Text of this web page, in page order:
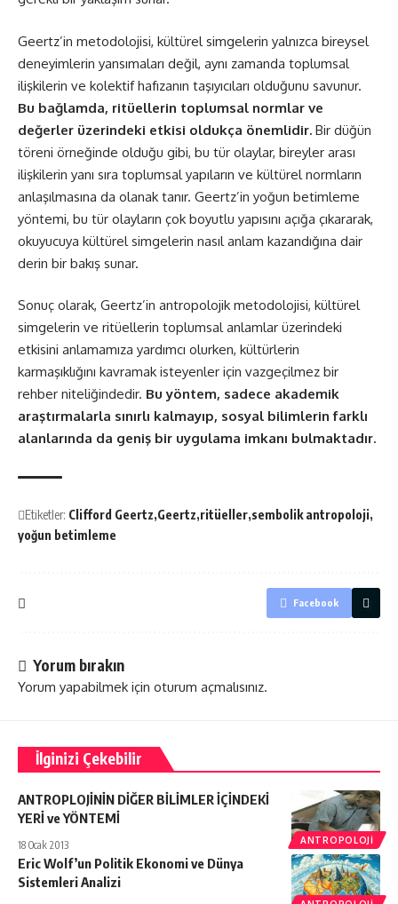
Geertz’in metodolojisi, kültürel simgelerin yalnızca bireysel
deneyimlerin yansımaları değil, aynı zamanda toplumsal
ilişkilerin ve kolektif hafızanın taşıyıcıları olduğunu savunur.
Bu bağlamda, ritüellerin toplumsal normlar ve
değerler üzerindeki etkisi oldukça önemlidir. Bir düğün
töreni örneğinde olduğu gibi, bu tür olaylar, bireyler arası
ilişkilerin yanı sıra toplumsal yapıların ve kültürel normların
anlaşılmasına da olanak tanır. Geertz’in yoğun betimleme
yöntemi, bu tür olayların çok boyutlu yapısını açığa çıkararak,
okuyucuya kültürel simgelerin nasıl anlam kazandığına dair
derin bir bakış sunar.
Sonuç olarak, Geertz’in antropolojik metodolojisi, kültürel
simgelerin ve ritüellerin toplumsal anlamlar üzerindeki
etkisini anlamamıza yardımcı olurken, kültürlerin
karmaşıklığını kavramak isteyenler için vazgeçilmez bir
rehber niteliğindedir. Bu yöntem, sadece akademik
araştırmalarla sınırlı kalmayıp, sosyal bilimlerin farklı
alanlarında da geniş bir uygulama imkanı bulmaktadır.
Etiketler: Clifford Geertz Geertz ritüeller sembolik antropoloji
yoğun betimleme
Facebook
Yorum bırakın
Yorum yapabilmek için oturum açmalısınız.
İlginizi Çekebilir
ANTROPOLOJI
ANTROPLOJİNİN DİĞER BİLİMLER İÇİNDEKİ
YERİ ve YÖNTEMİ
18 Ocak 2013
Eric Wolf’un Politik Ekonomi ve Dünya
Sistemleri Analizi